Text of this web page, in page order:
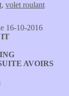
, volet roulant
16-10-2016
AVOIRS